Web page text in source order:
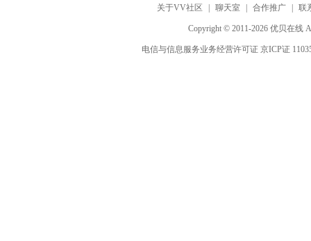
关于VV社区 聊天室 合作推广 联
Copyright © 2011-2026 优贝在线
电信与信息服务业务经营许可证 京ICP证